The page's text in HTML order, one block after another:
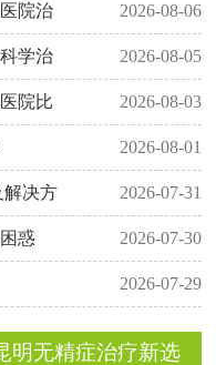
院治 2026-08-06
学治 2026-08-05
院比 2026-08-03
2026-08-01
解决方 2026-07-31
惑 2026-07-30
2026-07-29
明无精症治疗新选